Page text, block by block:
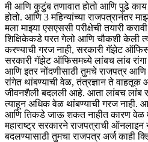
मी आणि कुटुंब तणावात होतो आणि पुढे काय
होतो. आणि 3 महिन्यांच्या राजपत्रानंतर
मला माझ्या एसएससी परीक्षेची तयारी
शिक्षिकेकडे परत गेलो आणि चौकशी केली
करण्याची गरज नाही, सरकारी गॅझेट
सरकारी गॅझेट ऑफिसमध्ये लांबच लांब
आणि इतर नोंदणीसाठी तुमचे राजपत्र आणि
रांगेत थांबण्याची वेळ, तंत्रज्ञान ते
जीवनशैली बदलली आहे. आता लांबच लांब
त्याहून अधिक वेळ थांबण्याची गरज
आणि तिकडे जाऊ शकत नाहीत कारण वेळ
महाराष्ट्र सरकारने राजपत्राची
बदलण्यासाठी तुमचा राजपत्र अर्ज काही